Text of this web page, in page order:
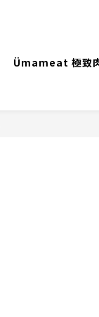
Ümameat 極致